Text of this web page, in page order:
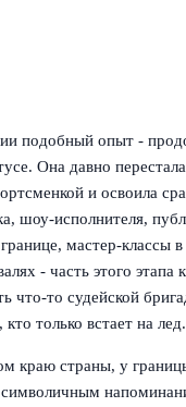
подобный опыт -
Она давно
и освоила
шоу-исполнителя,
мастер-классы
- часть этого этапа
что-то судейской
кто только встает на лед.
краю страны, у